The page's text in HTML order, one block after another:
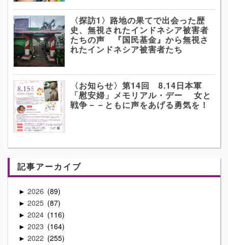
〈探訪1〉路地の果てで出会った歴
史、無視されたインドネシア被害者
たちの声 『国民基金』から無視さ
れたインドネシア被害者たち
〈お知らせ〉第14回 8.14日本軍
「慰安婦」メモリアル・デー 女と
戦争－－ともに声をあげる勇気を！
記事アーカイブ
► 2026 89
► 2025 87
► 2024 116
► 2023 164
► 2022
255